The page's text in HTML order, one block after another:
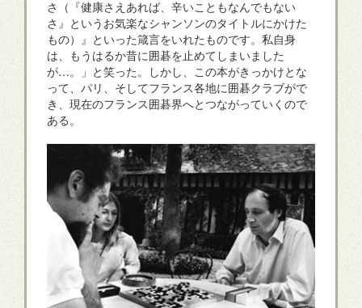
さ（『健康さえあれば、辛いこともなんでもない
さ』というお気楽なシャンソンのタイトルにかけた
もの）』といった箴言をいれたものです。私自身
は、もうはるか昔に囲碁を止めてしまいました
が…。」と笑った。しかし、この本がきっかけとな
って、パリ、そしてフランス各地に囲碁クラブがで
き、現在のフランス囲碁界へとつながっていくので
ある。